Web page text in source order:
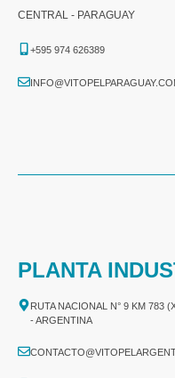
CENTRAL - PARAGUAY
+595 974 626389
PLANTA
RUTA NACIONAL N° 9 KM 783
- ARGENTINA